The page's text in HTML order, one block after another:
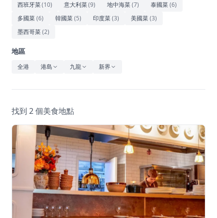
藝術文化
休閒
音樂
西班牙菜(10) 意大利菜(9) 地中海菜(7) 泰國菜(6)
多國菜(6) 韓國菜(5) 印度菜(3) 美國菜(3)
墨西哥菜(2)
地區
全港 港島 九龍 新界
找到 2 個美食地點